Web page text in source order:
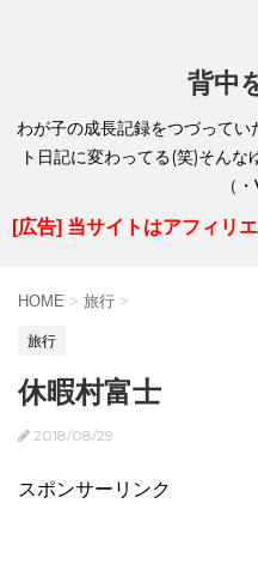
背中
わが子の成長記録をつづって
ト日記に変わってる(笑)そん
（
[広告] 当サイトはアフィリ
HOME > 旅行 >
旅行
休暇村富士
2018/08/29
スポンサーリンク